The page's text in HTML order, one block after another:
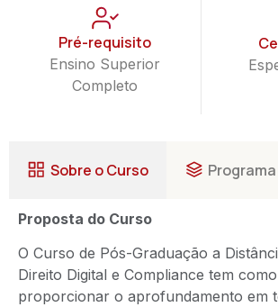
Pré-requisito
Ensino Superior
Completo
Sobre o Curso Programa
Proposta do Curso
O Curso de Pós-Graduação a
Direito Digital e Compliance tem
proporcionar o aprofundamento em